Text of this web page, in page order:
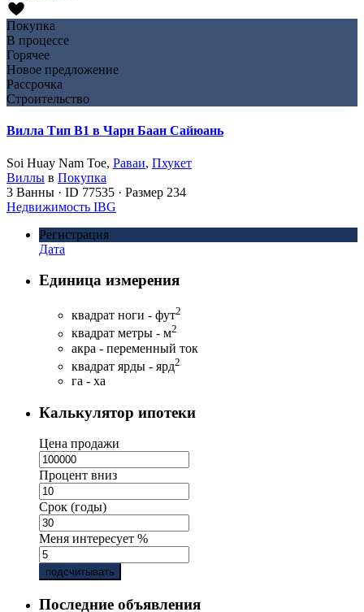
Покупка
В процессе
Горячее
Новое предложение
Рассрочка
Строительство
Вилла Тип B1 в Чарн Баан Сайюань
Soi Huay Nam Toe, Раваи, Пхукет
Виллы в Покупка
3 Ванны · ID 77535 · Размер 234
Недвижимость IBG
Регистрация
Дата
Единица измерения
квадрат ноги - фут2
квадрат метры - м2
акра - переменный ток
квадрат ярды - ярд2
га - ха
Калькулятор ипотеки
Цена продажи
Процент вниз
Срок (годы)
Меня интересует %
подсчитывать
Последние объявления